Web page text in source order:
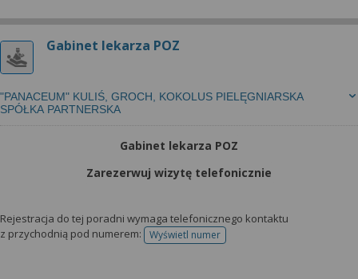
Gabinet lekarza POZ
"PANACEUM" KULIŚ, GROCH, KOKOLUS PIELĘGNIARSKA
SPÓŁKA PARTNERSKA
Gabinet lekarza POZ
Zarezerwuj wizytę telefonicznie
Rejestracja do tej poradni wymaga telefonicznego kontaktu
z przychodnią pod numerem:
Wyświetl numertelefonu do rejestracji